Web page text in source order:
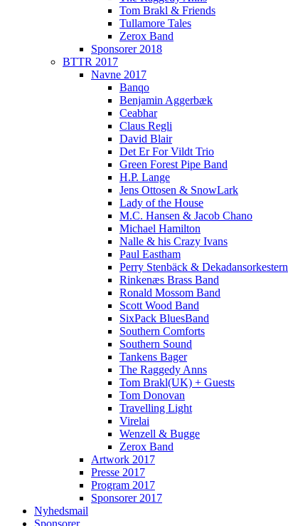
Tom Brakl & Friends
Tullamore Tales
Zerox Band
Sponsorer 2018
BTTR 2017
Navne 2017
Banqo
Benjamin Aggerbæk
Ceabhar
Claus Regli
David Blair
Det Er For Vildt Trio
Green Forest Pipe Band
H.P. Lange
Jens Ottosen & SnowLark
Lady of the House
M.C. Hansen & Jacob Chano
Michael Hamilton
Nalle & his Crazy Ivans
Paul Eastham
Perry Stenbäck & Dekadansorkestern
Rinkenæs Brass Band
Ronald Mossom Band
Scott Wood Band
SixPack BluesBand
Southern Comforts
Southern Sound
Tankens Bager
The Raggedy Anns
Tom Brakl(UK) + Guests
Tom Donovan
Travelling Light
Virelai
Wenzell & Bugge
Zerox Band
Artwork 2017
Presse 2017
Program 2017
Sponsorer 2017
Nyhedsmail
Sponsorer